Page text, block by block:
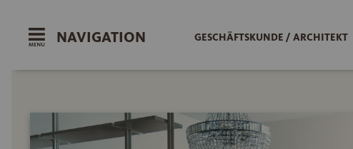
NAVIGATION GESCHÄFTSKUNDE / ARCHITEKT